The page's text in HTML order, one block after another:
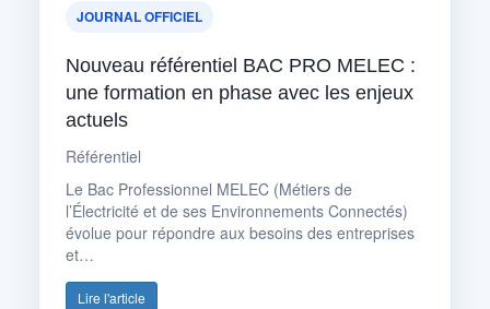
JOURNAL OFFICIEL
Nouveau référentiel BAC PRO MELEC :
une formation en phase avec les enjeux
actuels
Référentiel
Le Bac Professionnel MELEC (Métiers de
l’Électricité et de ses Environnements Connectés)
évolue pour répondre aux besoins des entreprises
et…
Lire l'article